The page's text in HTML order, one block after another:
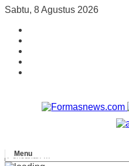
Sabtu, 8 Agustus 2026
Menu